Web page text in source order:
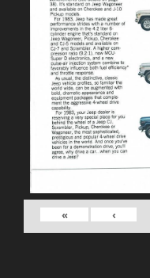
›
»